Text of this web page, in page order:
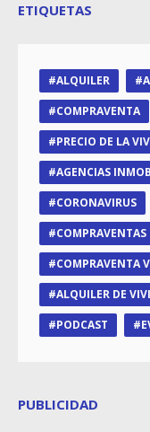
ETIQUETAS
ALQUILER
COMPRAVENTA
PRECIO DE LA
AGENCIAS
CORONAVIRUS
COMPRAVENTAS
COMPRAVENTA
ALQUILER DE
PODCAST
PUBLICIDAD